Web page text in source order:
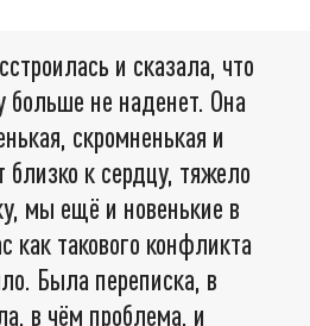
и сказала, что
больше не наденет. Она
скромненькая и
близко к сердцу, тяжело
мы ещё и новенькие в
как такового конфликта
Была переписка, в
в чём проблема, и